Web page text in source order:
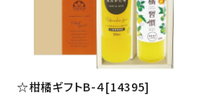
☆柑橘ギフトB-４[14395]